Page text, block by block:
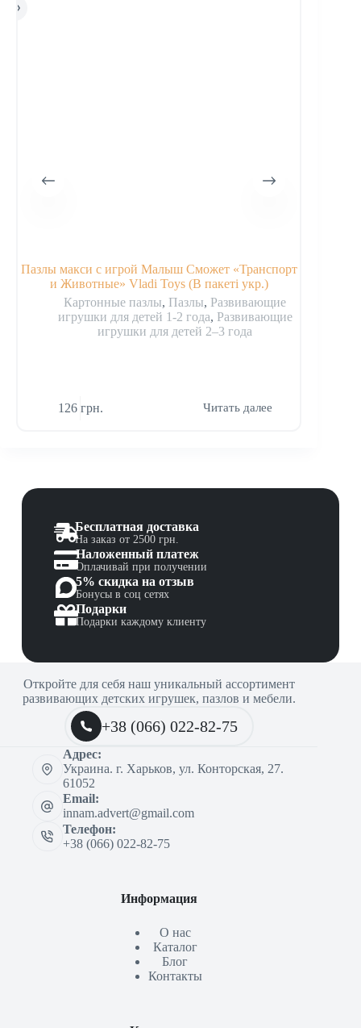
Пазлы макси с игрой Малыш Сможет «Транспорт
и Животные» Vladi Toys (В пакеті укр.)
Картонные пазлы, Пазлы, Развивающие
игрушки для детей 1-2 года, Развивающие
игрушки для детей 2–3 года
126 грн. Читать далее
Бесплатная доставка
На заказ от 2500 грн.
Наложенный платеж
Оплачивай при получении
5% скидка на отзыв
Бонусы в соц сетях
Подарки
Подарки каждому клиенту
Откройте для себя наш уникальный ассортимент
развивающих детских игрушек, пазлов и мебели.
+38 (066) 022-82-75
Адрес:
Украина. г. Харьков, ул. Конторская, 27.
61052
Email:
innam.advert@gmail.com
Телефон:
+38 (066) 022-82-75
Информация
О нас
Каталог
Блог
Контакты